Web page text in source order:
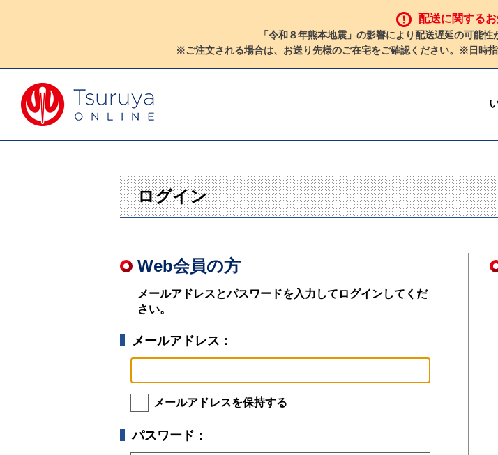
配送に関するお
「令和８年熊本地震」の影響により配送遅延の可能
※ご注文される場合は、お送り先様のご在宅をご確認ください。※日時
ログイン
Web会員の方
メールアドレスとパスワードを入力してログインしてくだ
さい。
メールアドレス：
メールアドレスを保持する
パスワード：